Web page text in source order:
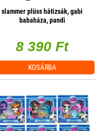
slammer plüss hátizsák, gabi
babaháza, pandi
8 390 Ft
KOSÁRBA